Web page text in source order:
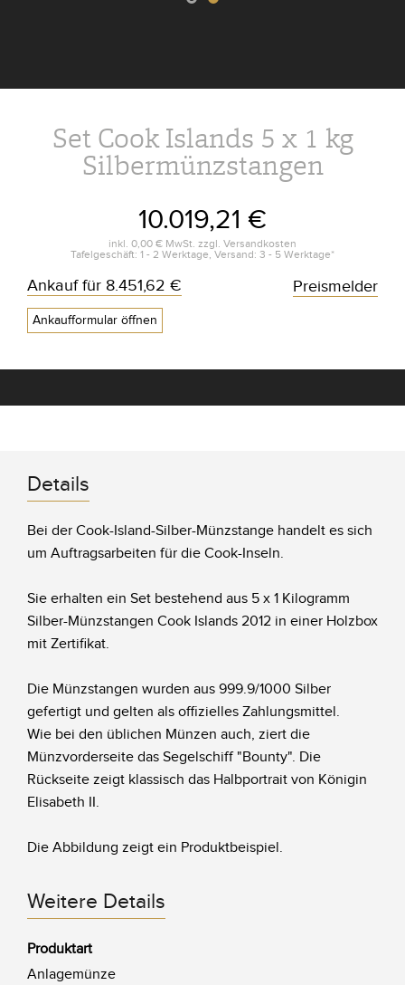
Set Cook Islands 5 x 1 kg
Silbermünzstangen
10.019,21 €
inkl. 0,00 € MwSt. zzgl. Versandkosten
Tafelgeschäft: 1 - 2 Werktage, Versand: 3 - 5 Werktage*
Ankauf für 8.451,62 €
Ankaufformular öffnen
Preismelder
Details
Bei der Cook-Island-Silber-Münzstange handelt es sich
um Auftragsarbeiten für die Cook-Inseln.
Sie erhalten ein Set bestehend aus 5 x 1 Kilogramm
Silber-Münzstangen Cook Islands 2012 in einer Holzbox
mit Zertifikat.
Die Münzstangen wurden aus 999.9/1000 Silber
gefertigt und gelten als offizielles Zahlungsmittel.
Wie bei den üblichen Münzen auch, ziert die
Münzvorderseite das Segelschiff "Bounty". Die
Rückseite zeigt klassisch das Halbportrait von Königin
Elisabeth II.
Die Abbildung zeigt ein Produktbeispiel.
Weitere Details
Produktart
Anlagemünze